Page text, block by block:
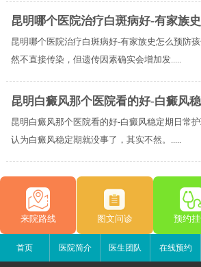
昆明哪个医院治疗白斑病好-有家族
昆明哪个医院治疗白斑病好-有家族史怎么预防
然不直接传染，但遗传因素确实会增加发.....
昆明白癜风那个医院看的好-白癜风
昆明白癜风那个医院看的好-白癜风稳定期日常
认为白癜风稳定期就没事了，其实不然。.....
来院路线 图文问诊 预约
首页 医院简介 医生团队 在线预约